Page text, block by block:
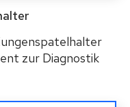
zur Diagnostik